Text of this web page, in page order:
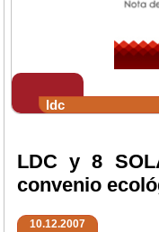
ldc
LDC y 8
convenio
10.12.2007